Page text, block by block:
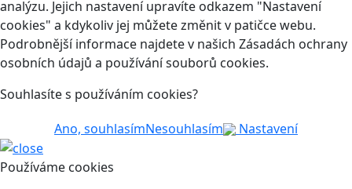
analýzu. Jejich nastavení upravíte odkazem "Nastavení
cookies" a kdykoliv jej můžete změnit v patičce webu.
Podrobnější informace najdete v našich Zásadách ochrany
osobních údajů a používání souborů cookies.
Souhlasíte s používáním cookies?
Ano, souhlasímNesouhlasím Nastavení
Používáme cookies